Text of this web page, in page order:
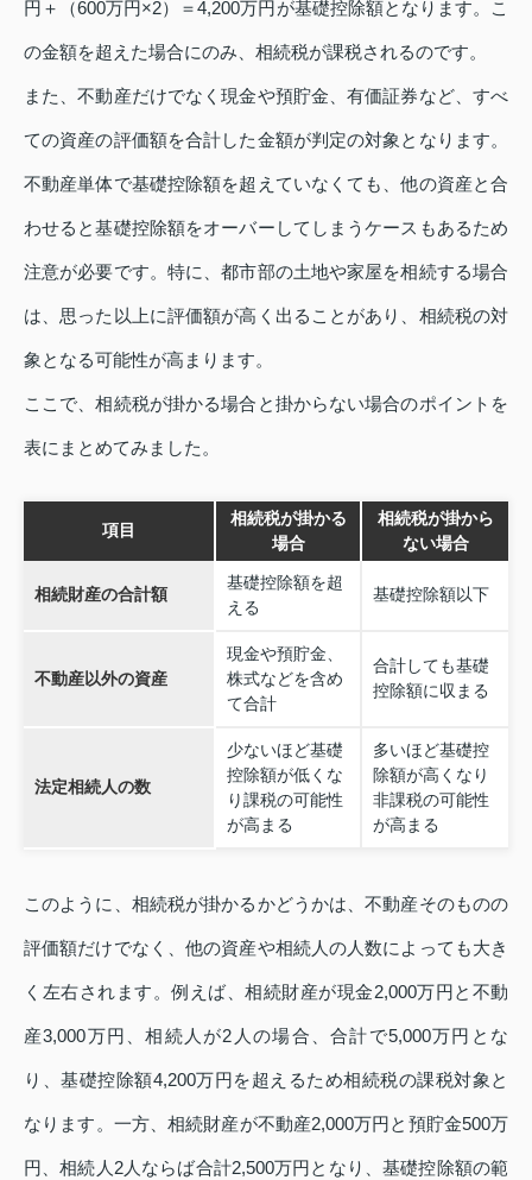
円＋（600万円×2）＝4,200万円が基礎控除額となります。こ
の金額を超えた場合にのみ、相続税が課税されるのです。
また、不動産だけでなく現金や預貯金、有価証券など、すべ
ての資産の評価額を合計した金額が判定の対象となります。
不動産単体で基礎控除額を超えていなくても、他の資産と合
わせると基礎控除額をオーバーしてしまうケースもあるため
注意が必要です。特に、都市部の土地や家屋を相続する場合
は、思った以上に評価額が高く出ることがあり、相続税の対
象となる可能性が高まります。
ここで、相続税が掛かる場合と掛からない場合のポイントを
表にまとめてみました。
項目
相続税が掛かる
場合
相続税が掛から
ない場合
相続財産の合計額
基礎控除額を超
える
基礎控除額以下
不動産以外の資産
現金や預貯金、
株式などを含め
て合計
合計しても基礎
控除額に収まる
法定相続人の数
少ないほど基礎
控除額が低くな
り課税の可能性
が高まる
多いほど基礎控
除額が高くなり
非課税の可能性
が高まる
このように、相続税が掛かるかどうかは、不動産そのものの
評価額だけでなく、他の資産や相続人の人数によっても大き
く左右されます。例えば、相続財産が現金2,000万円と不動
産3,000万円、相続人が2人の場合、合計で5,000万円とな
り、基礎控除額4,200万円を超えるため相続税の課税対象と
なります。一方、相続財産が不動産2,000万円と預貯金500万
円、相続人2人ならば合計2,500万円となり、基礎控除額の範